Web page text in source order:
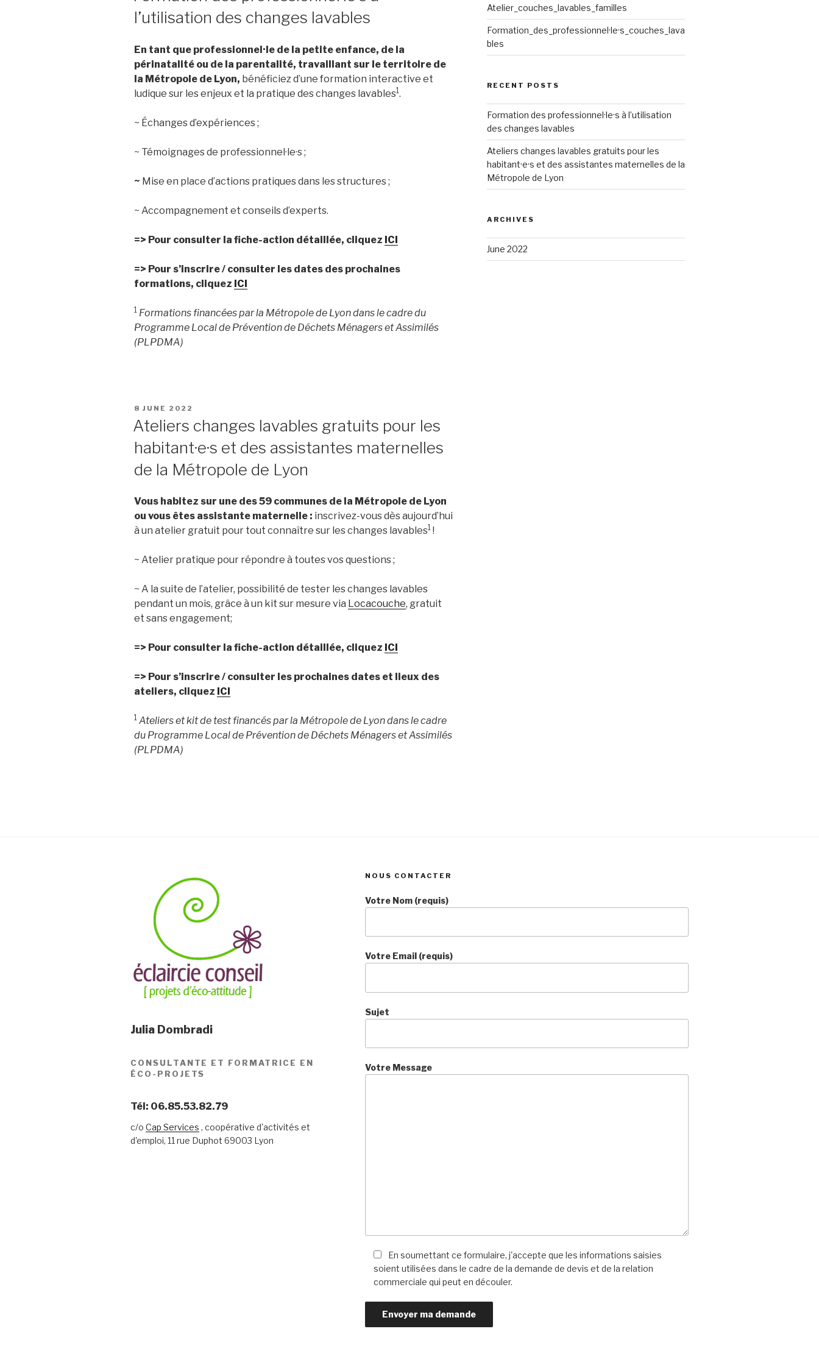
l’utilisation des changes lavables
En tant que professionnel·le de la petite enfance, de la
périnatalité ou de la parentalité, travaillant sur le territoire de
la Métropole de Lyon, bénéficiez d’une formation interactive et
ludique sur les enjeux et la pratique des changes lavables1 .
~ Échanges d’expériences ;
~ Témoignages de professionnel·le·s ;
~ Mise en place d’actions pratiques dans les structures ;
~ Accompagnement et conseils d’experts.
=> Pour consulter la fiche-action détaillée, cliquez ICI
=> Pour s’inscrire / consulter les dates des prochaines
formations, cliquez ICI
1 Formations financées par la Métropole de Lyon dans le cadre du
Programme Local de Prévention de Déchets Ménagers et Assimilés
(PLPDMA)
POSTED
8 JUNE 2022
Ateliers changes lavables gratuits pour les
habitant·e·s et des assistantes maternelles
de la Métropole de Lyon
Vous habitez sur une des 59 communes de la Métropole de Lyon
ou vous êtes assistante maternelle : inscrivez-vous dès aujourd’hui
à un atelier gratuit pour tout connaître sur les changes lavables1 !
~ Atelier pratique pour répondre à toutes vos questions ;
~ A la suite de l’atelier, possibilité de tester les changes lavables
pendant un mois, grâce à un kit sur mesure via Locacouche, gratuit
et sans engagement;
=> Pour consulter la fiche-action détaillée, cliquez ICI
=> Pour s’inscrire / consulter les prochaines dates et lieux des
ateliers, cliquez ICI
1 Ateliers et kit de test financés par la Métropole de Lyon dans le cadre
du Programme Local de Prévention de Déchets Ménagers et Assimilés
(PLPDMA)
Atelier_couches_lavables_familles
Formation_des_professionnel·le·s_couches_lava
bles
RECENT POSTS
Formation des professionnel·le·s à l’utilisation
des changes lavables
Ateliers changes lavables gratuits pour les
habitant·e·s et des assistantes maternelles de la
Métropole de Lyon
ARCHIVES
June 2022
Julia Dombradi
CONSULTANTE ET FORMATRICE EN
ÉCO-PROJETS
Tél: 06.85.53.82.79
c/o Cap Services , coopérative d'activités et
d'emploi, 11 rue Duphot 69003 Lyon
NOUS CONTACTER
Votre Nom (requis)
Votre Email (requis)
Sujet
Votre Message
En soumettant ce formulaire, j'accepte que les informations saisies
soient utilisées dans le cadre de la demande de devis et de la relation
commerciale qui peut en découler.